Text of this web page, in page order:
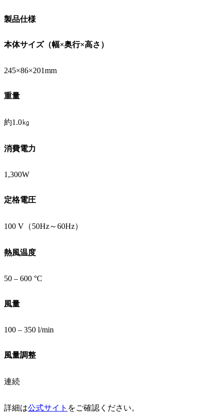
製品仕様
本体サイズ（幅×奥行×高さ）
245×86×201mm
重量
約1.0㎏
消費電力
1,300W
定格電圧
100 V（50Hz～60Hz）
熱風温度
50 – 600 °C
風量
100 – 350 l/min
風量調整
連続
詳細は公式サイト をご確認ください。